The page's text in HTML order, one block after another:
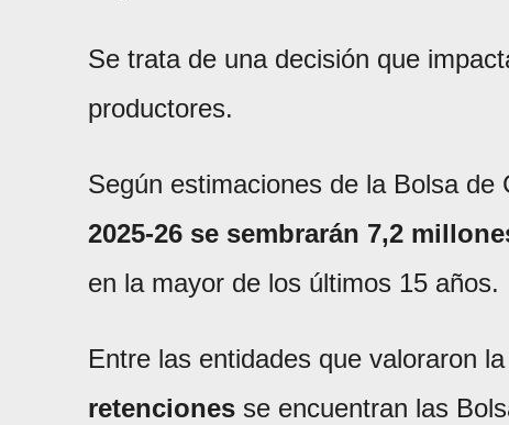
Se trata de una decisión que
productores.
Según estimaciones de la Bolsa de
2025-26 se sembrarán 7,2
en la mayor de los últimos 15 años.
Entre las entidades que valoraron la
retenciones se encuentran las